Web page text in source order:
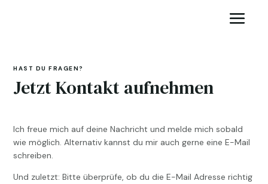
HAST DU FRAGEN?
Jetzt Kontakt aufnehmen
Ich freue mich auf deine Nachricht und melde mich sobald
wie möglich. Alternativ kannst du mir auch gerne eine E-Mail
schreiben.
Und zuletzt: Bitte überprüfe, ob du die E-Mail Adresse richtig